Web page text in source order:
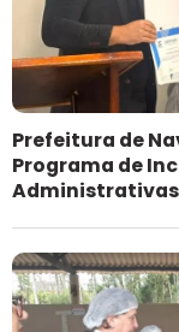
Prefeitura de
Programa de
Administrativas